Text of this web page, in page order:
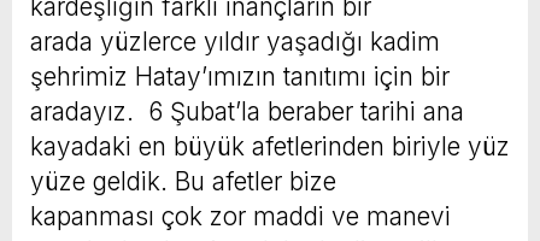
kardeşliğin farklı inançların bir
arada yüzlerce yıldır yaşadığı kadim
şehrimiz Hatay’ımızın tanıtımı için bir
aradayız. 6 Şubat’la beraber tarihi ana
kayadaki en büyük afetlerinden biriyle yüz
yüze geldik. Bu afetler bize
kapanması çok zor maddi ve manevi